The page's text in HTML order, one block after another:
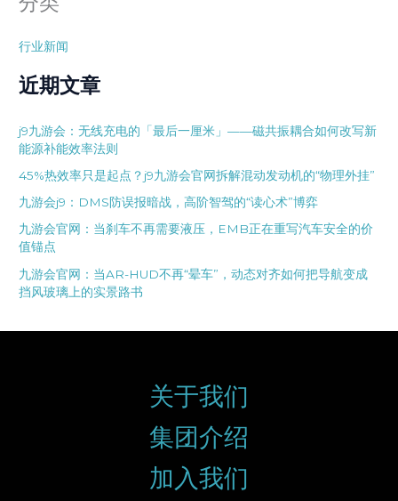
行业新闻
近期文章
j9九游会：无线充电的「最后一厘米」——磁共振耦合如何改写新
能源补能效率法则
45%热效率只是起点？j9九游会官网拆解混动发动机的“物理外挂”
九游会j9：DMS防误报暗战，高阶智驾的“读心术”博弈
九游会官网：当刹车不再需要液压，EMB正在重写汽车安全的价
值锚点
九游会官网：当AR-HUD不再“晕车”，动态对齐如何把导航变成
挡风玻璃上的实景路书
关于我们
集团介绍
加入我们